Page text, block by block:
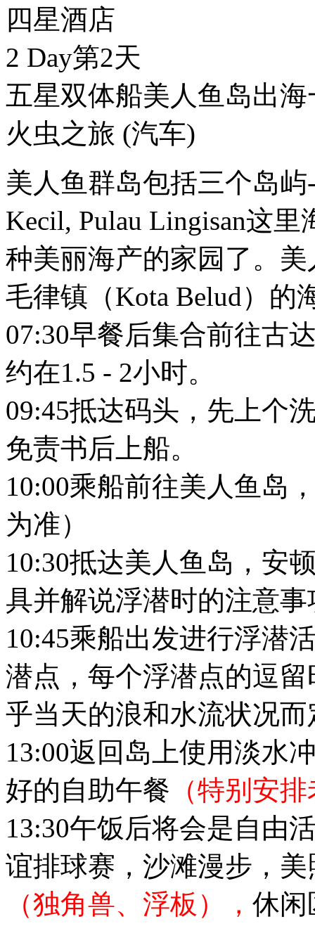
四星酒店
2 Day第2天
五星双体船美人鱼岛出
火虫之旅 (汽车)
美人鱼群岛包括三个岛屿
Kecil, Pulau Lingisan这
种美丽海产的家园了。
毛律镇（Kota Belud）的
07:30早餐后集合前往古
约在1.5 - 2小时。
09:45抵达码头，先上个
免责书后上船。
10:00乘船前往美人鱼岛
为准）
10:30抵达美人鱼岛，安
具并解说浮潜时的注意事
10:45乘船出发进行浮潜
潜点，每个浮潜点的逗
乎当天的浪和水流状况而
13:00返回岛上使用淡水
好的自助午餐 （特别安
13:30午饭后将会是自由
谊排球赛，沙滩漫步，
（独角兽、浮板）， 休闲